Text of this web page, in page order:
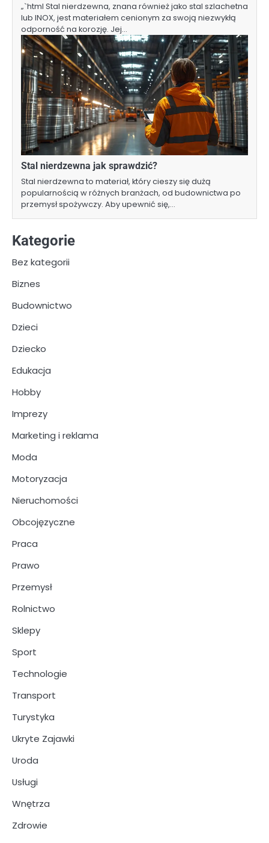
„`html Stal nierdzewna, znana również jako stal szlachetna
lub INOX, jest materiałem cenionym za swoją niezwykłą
odporność na korozję. Jej…
Stal nierdzewna jak sprawdzić?
Stal nierdzewna to materiał, który cieszy się dużą
popularnością w różnych branżach, od budownictwa po
przemysł spożywczy. Aby upewnić się,…
Kategorie
Bez kategorii
Biznes
Budownictwo
Dzieci
Dziecko
Edukacja
Hobby
Imprezy
Marketing i reklama
Moda
Motoryzacja
Nieruchomości
Obcojęzyczne
Praca
Prawo
Przemysł
Rolnictwo
Sklepy
Sport
Technologie
Transport
Turystyka
Ukryte Zajawki
Uroda
Usługi
Wnętrza
Zdrowie